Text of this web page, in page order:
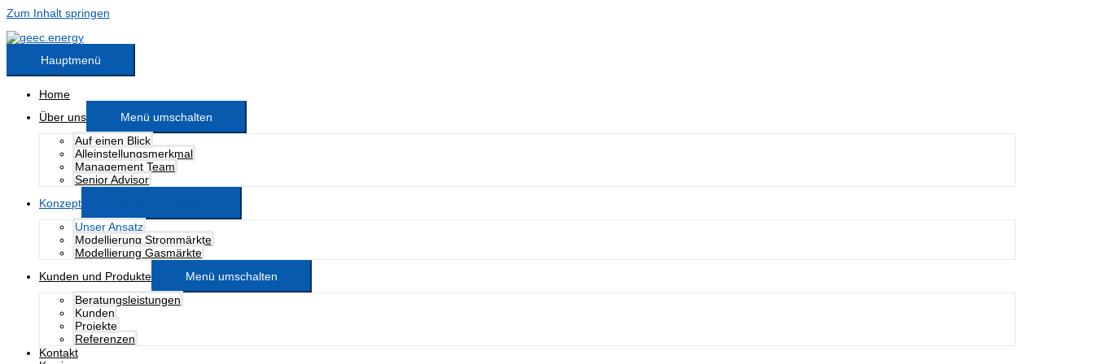
Zum Inhalt springen
Hauptmenü
Home
Über uns
Menü umschalten
Auf einen Blick
Alleinstellungsmerkmal
Management Team
Senior Advisor
Konzept
Unser Ansatz
Modellierung Strommärkte
Modellierung Gasmärkte
Kunden und Produkte
Menü umschalten
Beratungsleistungen
Kunden
Projekte
Referenzen
Kontakt